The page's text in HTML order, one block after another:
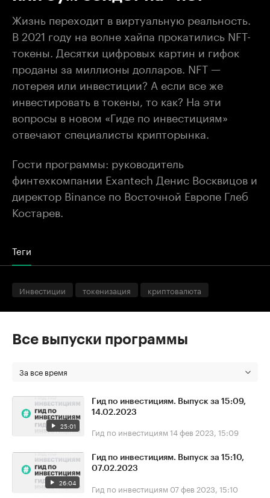
Жизнь переходит в виртуальную реальность.
В 2021 году на волне хайпа прокатились NFT-
токены. Десятки цифровых картин и гифок
проданы за миллионы долларов. NFT —
лотерея или инвестиции? А если все же
инвестировать в токены, то как? На эти
вопросы в новом «Гиде по инвестициям»
отвечают специалисты крипторынка.
Гости программы: руководитель
финтехкомпании Exantech Денис Восквицов и
директор Binance по Восточной Европе Глеб
Костарев.
Теги
Инвестиции токенизация криптовалюта
Все выпуски программы
За все время
25:01
Гид по инвестициям. Выпуск за 15:09,
14.02.2023
Гид по инвестициям 14 фев 2023, 15:09
26:04
Гид по инвестициям. Выпуск за 15:10,
07.02.2023
Гид по инвестициям 07 фев 2023, 15:10